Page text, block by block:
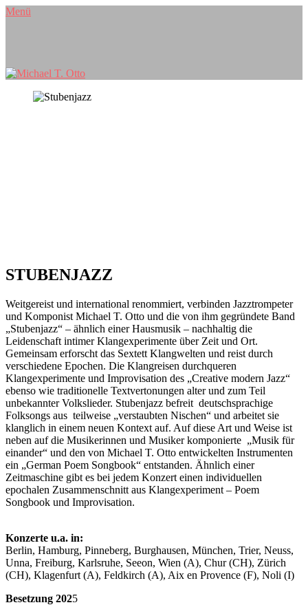
Menü
STUBENJAZZ
Weitgereist und international renommiert, verbinden Jazztrompeter
und Komponist Michael T. Otto und die von ihm gegründete Band
„Stubenjazz“ – ähnlich einer Hausmusik – nachhaltig die
Leidenschaft intimer Klangexperimente über Zeit und Ort.
Gemeinsam erforscht das Sextett Klangwelten und reist durch
verschiedene Epochen. Die Klangreisen durchqueren
Klangexperimente und Improvisation des „Creative modern Jazz“
ebenso wie traditionelle Textvertonungen alter und zum Teil
unbekannter Volkslieder. Stubenjazz befreit deutschsprachige
Folksongs aus teilweise „verstaubten Nischen“ und arbeitet sie
klanglich in einem neuen Kontext auf. Auf diese Art und Weise ist
neben auf die Musikerinnen und Musiker komponierte „Musik für
einander“ und den von Michael T. Otto entwickelten Instrumenten
ein „German Poem Songbook“ entstanden. Ähnlich einer
Zeitmaschine gibt es bei jedem Konzert einen individuellen
epochalen Zusammenschnitt aus Klangexperiment – Poem
Songbook und Improvisation.
Konzerte u.a. in:
Berlin, Hamburg, Pinneberg, Burghausen, München, Trier, Neuss,
Unna, Freiburg, Karlsruhe, Seeon, Wien (A), Chur (CH), Zürich
(CH), Klagenfurt (A), Feldkirch (A), Aix en Provence (F), Noli (I)
Besetzung 2025